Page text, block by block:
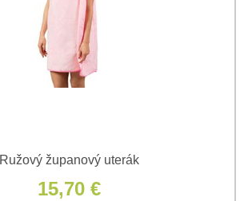
Ružový županový uterák
15,70 €